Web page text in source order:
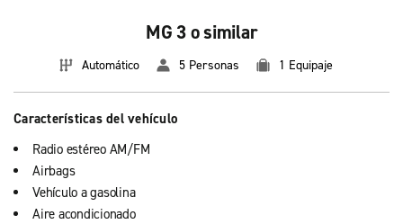
MG 3 o similar
Automático 5 Personas 1 Equipaje
Características del vehículo
Radio estéreo AM/FM
Airbags
Vehículo a gasolina
Aire acondicionado